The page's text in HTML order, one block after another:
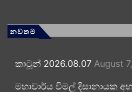
නවතම
කාටූන් 2026.08.07 August
මහාචාර්ය විමල් දිසානායක